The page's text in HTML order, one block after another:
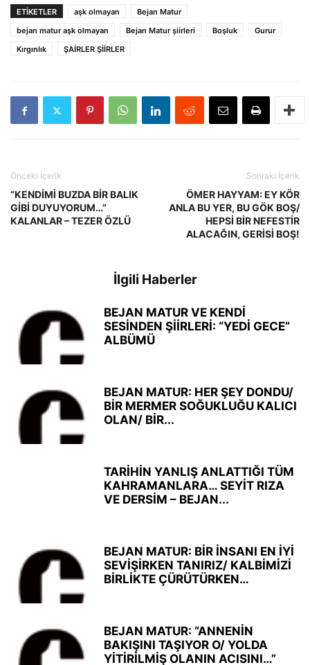
ETIKETLER aşk olmayan
Bejan Matur
bejan matur aşk olmayan
Bejan Matur şiirleri Boşluk
Gurur
Kırgınlık
ŞAİRLER ŞİİRLER
Önceki İçerik
“KENDİMİ BUZDA BİR BALIK
GİBİ DUYUYORUM…”
KALANLAR – TEZER ÖZLÜ
Sonraki İçerik
ÖMER HAYYAM: EY KÖR
ANLA BU YER, BU GÖK BOŞ/
HEPSİ BİR NEFESTİR
ALACAĞIN, GERİSİ BOŞ!
İlgili Haberler
BEJAN MATUR VE KENDİ
SESİNDEN ŞİİRLERİ: “YEDİ GECE”
ALBÜMÜ
BEJAN MATUR: HER ŞEY DONDU/
BİR MERMER SOĞUKLUĞU KALICI
OLAN/ BİR...
TARİHİN YANLIŞ ANLATTIĞI TÜM
KAHRAMANLARA… SEYİT RIZA
VE DERSİM – BEJAN...
BEJAN MATUR: BİR İNSANI EN İYİ
SEVİŞİRKEN TANIRIZ/ KALBİMİZİ
BİRLİKTE ÇÜRÜTÜRKEN…
BEJAN MATUR: “ANNENİN
BAKIŞINI TAŞIYOR O/ YOLDA
YİTİRİLMİŞ OLANIN ACISINI…”